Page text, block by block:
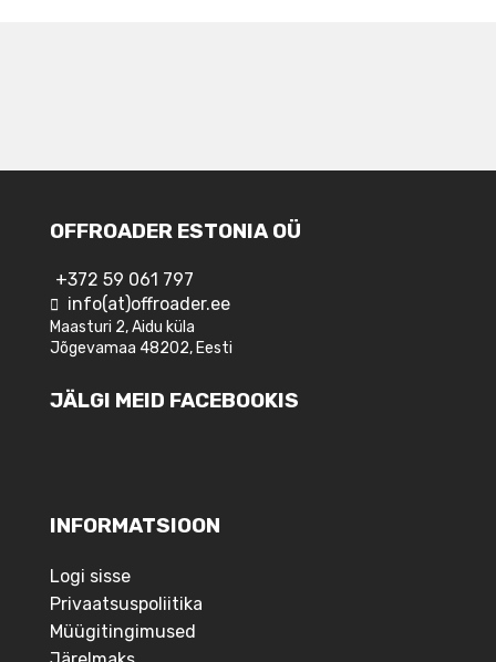
OFFROADER ESTONIA OÜ
+372 59 061 797
info(at)offroader.ee
Maasturi 2, Aidu küla
Jõgevamaa 48202, Eesti
JÄLGI MEID FACEBOOKIS
INFORMATSIOON
Logi sisse
Privaatsuspoliitika
Müügitingimused